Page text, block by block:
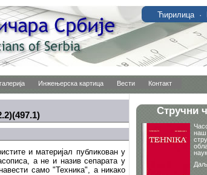
Ћирилица·
Инжењерска картица Вести Контакт
и материјал публикован у
а не и назив сепарата у
само "Техника", а никако